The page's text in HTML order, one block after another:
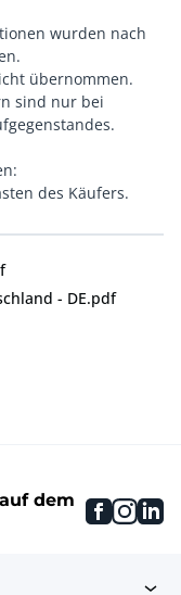
wurden nach
übernommen.
sind nur bei
des Käufers.
- DE.pdf
dem